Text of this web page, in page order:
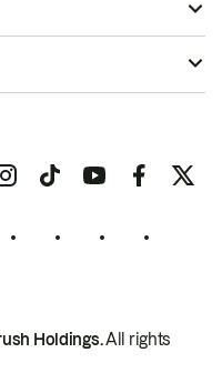
Holdings.All rights